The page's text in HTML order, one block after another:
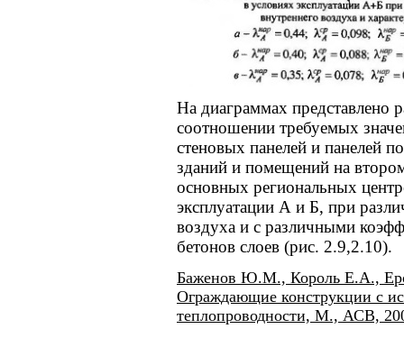
На диаграммах представлено
соотношении требуемых
стеновых панелей и панелей
зданий и помещений на
основных региональных
эксплуатации А и Б, при
воздуха и с различными
бетонов слоев (рис. 2.9,2.10).
Баженов Ю.М., Король Е.А.,
Ограждающие конструкции с
теплопроводности, М., АСВ,